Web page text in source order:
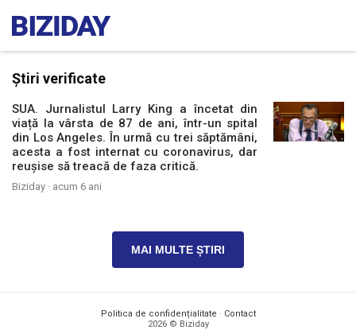
Știri verificate
SUA. Jurnalistul Larry King a încetat din
viață la vârsta de 87 de ani, într-un spital
din Los Angeles. În urmă cu trei săptămâni,
acesta a fost internat cu coronavirus, dar
reușise să treacă de faza critică.
Biziday · acum 6 ani
MAI MULTE ȘTIRI
Politica de confidențialitate · Contact
2026 © Biziday